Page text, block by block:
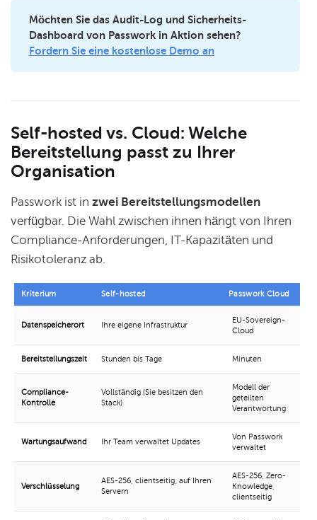
Möchten Sie das Audit-Log und Sicherheits-
Dashboard von Passwork in Aktion sehen?
Fordern Sie eine kostenlose Demo an
Self-hosted vs. Cloud: Welche
Bereitstellung passt zu Ihrer
Organisation
Passwork ist in zwei Bereitstellungsmodellen
verfügbar. Die Wahl zwischen ihnen hängt von Ihren
Compliance-Anforderungen, IT-Kapazitäten und
Risikotoleranz ab.
Kriterium Self-hosted Passwork Cloud
Datenspeicherort Ihre eigene Infrastruktur
EU-Sovereign-
Cloud
Bereitstellungszeit Stunden bis Tage Minuten
Compliance-
Kontrolle
Vollständig (Sie besitzen den
Stack)
Modell der
geteilten
Verantwortung
Wartungsaufwand Ihr Team verwaltet Updates
Von Passwork
verwaltet
Verschlüsselung
AES-256, clientseitig, auf Ihren
Servern
AES-256, Zero-
Knowledge,
clientseitig